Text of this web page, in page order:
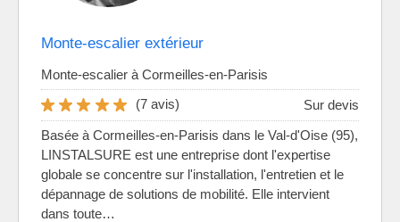
Monte-escalier extérieur
Monte-escalier à Cormeilles-en-Parisis
(7 avis)
Sur devis
Basée à Cormeilles-en-Parisis dans le Val-d'Oise (95),
LINSTALSURE est une entreprise dont l'expertise
globale se concentre sur l'installation, l'entretien et le
dépannage de solutions de mobilité. Elle intervient
dans toute…